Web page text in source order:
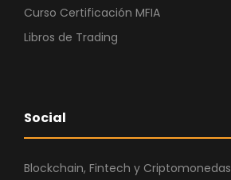
Curso Certificación MFIA
Libros de Trading
Social
Blockchain, Fintech y Criptomonedas